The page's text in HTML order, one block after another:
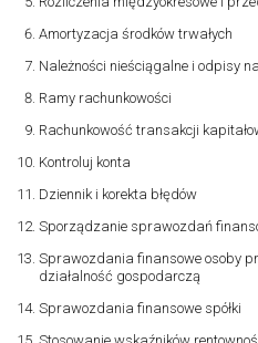
Amortyzacja środków trwałych
Należności nieściągalne i odpisy
Ramy rachunkowości
Rachunkowość transakcji
Kontroluj konta
Dziennik i korekta błędów
Sporządzanie sprawozdań
Sprawozdania finansowe osoby
działalność gospodarczą
Sprawozdania finansowe spółki